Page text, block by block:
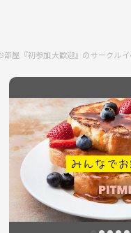
屋『初参加大歓迎』のサークルイ